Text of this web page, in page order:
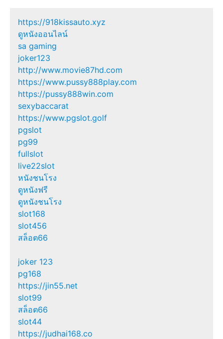
https://918kissauto.xyz
ดูหนังออนไลน์
sa gaming
joker123
http://www.movie87hd.com
https://www.pussy888play.com
https://pussy888win.com
sexybaccarat
https://www.pgslot.golf
pgslot
pg99
fullslot
live22slot
หนังชนโรง
ดูหนังฟรี
ดูหนังชนโรง
slot168
slot456
สล็อต66
joker 123
pg168
https://jin55.net
slot99
สล็อต66
slot44
https://judhai168.co